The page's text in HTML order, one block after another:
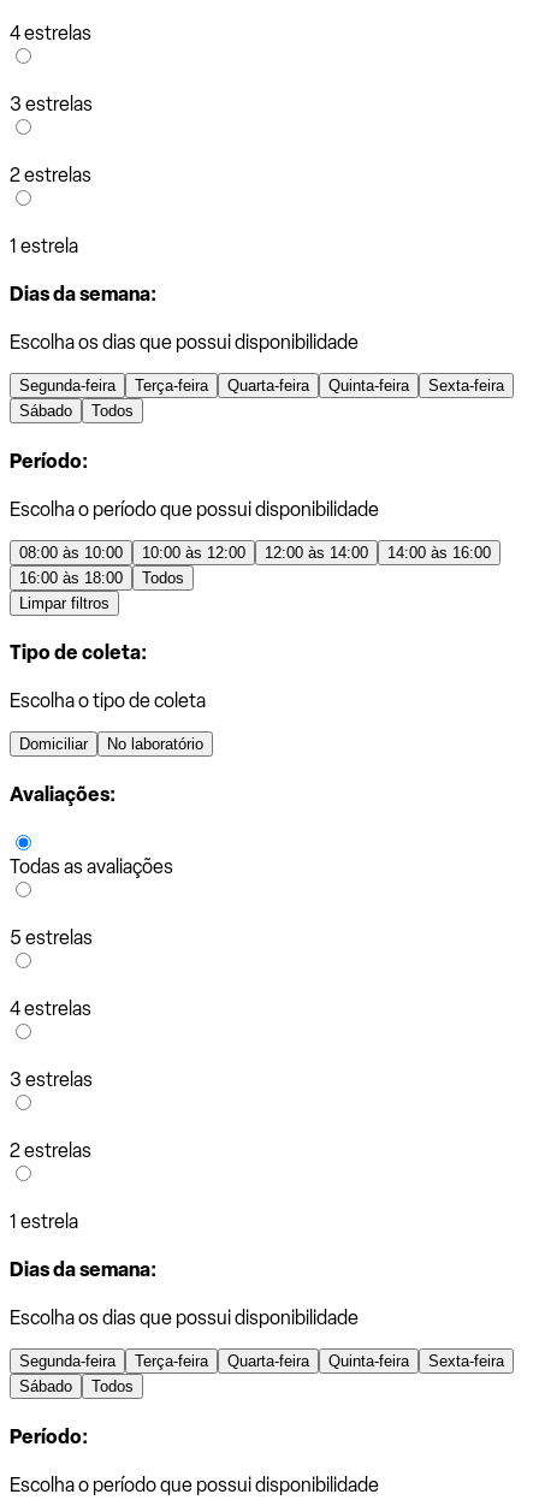
4 estrelas
3 estrelas
2 estrelas
1 estrela
Dias da semana:
Escolha os dias que possui disponibilidade
Segunda-feira Terça-feira Quarta-feira Quinta-feira
Sexta-feira
Sábado
Todos
Período:
Escolha o período que possui disponibilidade
08:00 às 10:00 10:00 às 12:00 12:00 às 14:00
14:00 às 16:00
16:00 às 18:00
Todos
Limpar filtros
Tipo de coleta:
Escolha o tipo de coleta
Domiciliar No laboratório
Avaliações:
Todas as avaliações
5 estrelas
4 estrelas
3 estrelas
2 estrelas
1 estrela
Dias da semana:
Escolha os dias que possui disponibilidade
Segunda-feira Terça-feira Quarta-feira Quinta-feira
Sexta-feira
Sábado
Todos
Período:
Escolha o período que possui disponibilidade